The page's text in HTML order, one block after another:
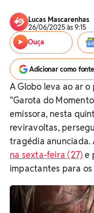
Lucas Mascarenhas
26/06/2025 às 9:15
Ouça
Adicionar como
A Globo leva ao ar
"Garota do
emissora, nesta
reviravoltas,
tragédia anunciada.
na sexta-feira (27) e
impactantes para os